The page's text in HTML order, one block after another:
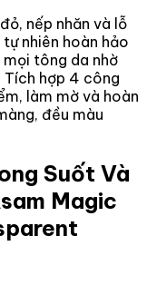
nếp nhăn và lỗ
nhiên hoàn hảo
mọi tông da nhờ
hợp 4 công
làm mờ và hoàn
đều màu
Suốt Và
Magic